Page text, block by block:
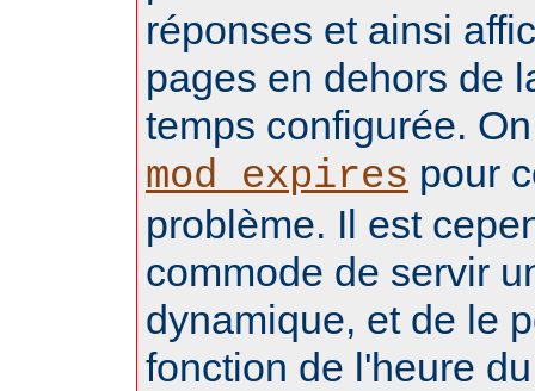
réponses et ainsi
pages en dehors de
temps configurée.
mod_expires pour
problème. Il est
commode de servir
dynamique, et de le
fonction de l'heure